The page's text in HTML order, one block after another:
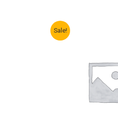
Sale!